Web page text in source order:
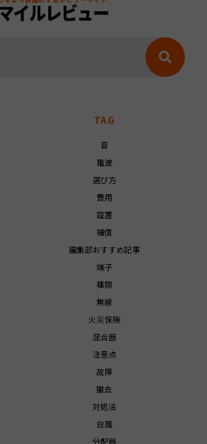
TAG
音
電波
選び方
費用
設置
補償
編集部おすすめ記事
端子
種類
無線
火災保険
混合器
注意点
故障
撤去
対処法
台風
分配器